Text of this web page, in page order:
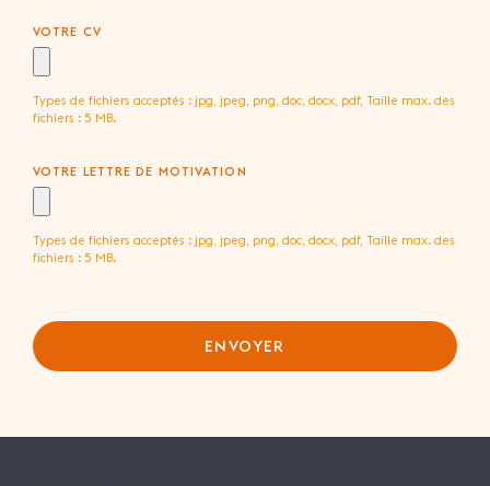
VOTRE CV
Types de fichiers acceptés : jpg, jpeg, png, doc, docx, pdf, Taille max. des
fichiers : 5 MB.
VOTRE LETTRE DE MOTIVATION
Types de fichiers acceptés : jpg, jpeg, png, doc, docx, pdf, Taille max. des
fichiers : 5 MB.
ENVOYER